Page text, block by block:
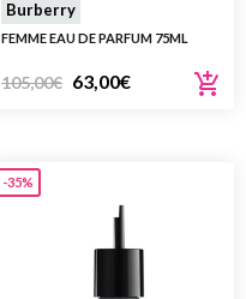
Burberry
FEMME EAU DE PARFUM 75ML
105,00€ 63,00€
-35%